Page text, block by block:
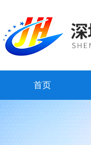
首页